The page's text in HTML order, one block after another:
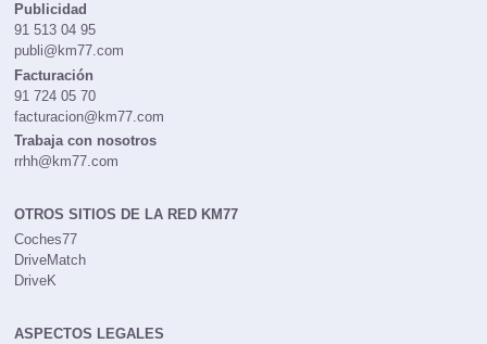
Publicidad
91 513 04 95
publi@km77.com
Facturación
91 724 05 70
facturacion@km77.com
Trabaja con nosotros
rrhh@km77.com
OTROS SITIOS DE LA RED KM77
Coches77
DriveMatch
DriveK
ASPECTOS LEGALES